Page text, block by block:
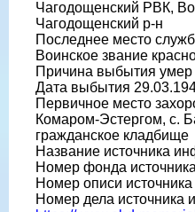
Чагодощенский РВК,
Чагодощенский р-н
Последнее место
Воинское звание
Причина выбытия умер
Дата выбытия
Первичное место
Комаром-Эстергом, с.
гражданское кладбище
Название источника
Номер фонда
Номер описи
Номер дела источника